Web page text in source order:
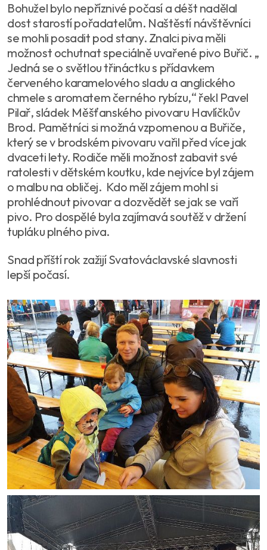
Bohužel bylo nepříznivé počasí a déšt nadělal
dost starostí pořadatelům. Naštěstí návštěvníci
se mohli posadit pod stany. Znalci piva měli
možnost ochutnat speciálně uvařené pivo Buřič. „
Jedná se o světlou třináctku s přídavkem
červeného karamelového sladu a anglického
chmele s aromatem černého rybízu,“ řekl Pavel
Pilař, sládek Měšťanského pivovaru Havlíčkův
Brod. Pamětníci si možná vzpomenou a Buřiče,
který se v brodském pivovaru vařil před více jak
dvaceti lety. Rodiče měli možnost zabavit své
ratolesti v dětském koutku, kde nejvíce byl zájem
o malbu na obličej. Kdo měl zájem mohl si
prohlédnout pivovar a dozvědět se jak se vaří
pivo. Pro dospělé byla zajímavá soutěž v držení
tupláku plného piva.
Snad příští rok zažijí Svatováclavské slavnosti
lepší počasí.